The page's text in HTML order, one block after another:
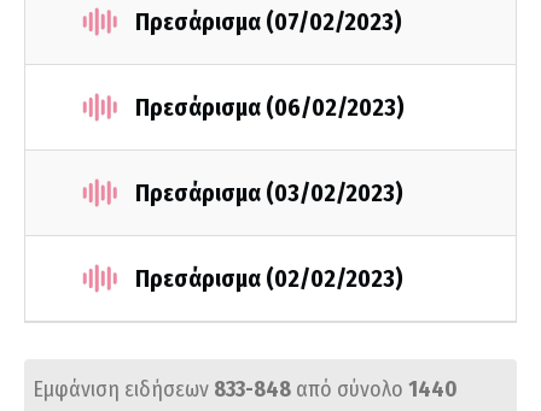
Πρεσάρισμα (07/02/2023)
Πρεσάρισμα (06/02/2023)
Πρεσάρισμα (03/02/2023)
Πρεσάρισμα (02/02/2023)
Εμφάνιση ειδήσεων 833-848 από σύνολο 1440